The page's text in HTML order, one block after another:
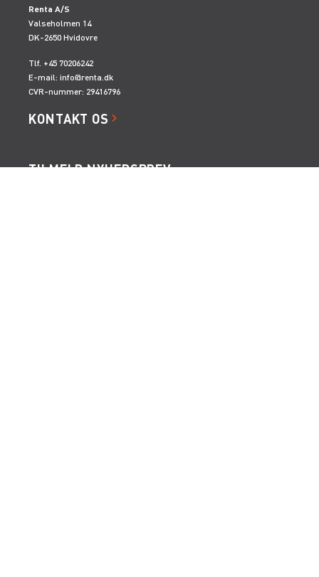
Renta A/S
Valseholmen 14
DK-2650 Hvidovre
Tlf. +45 70206242
E-mail: info@renta.dk
CVR-nummer: 29416796
KONTAKT OS
TILMELD NYHEDSBREV